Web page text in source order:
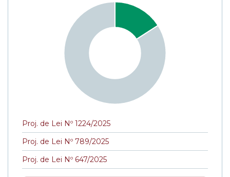
Proj. de Lei Nº 1224/2025
Proj. de Lei Nº 789/2025
Proj. de Lei Nº 647/2025